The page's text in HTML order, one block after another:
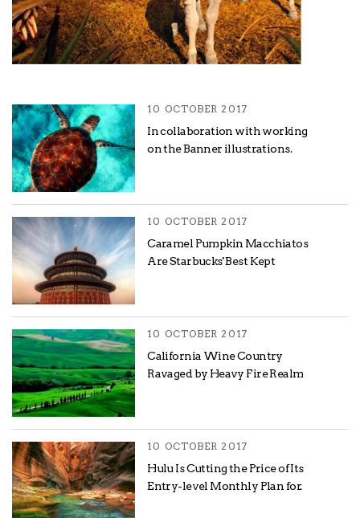
10 OCTOBER 2017
In collaboration with working
on the Banner illustrations.
10 OCTOBER 2017
Caramel Pumpkin Macchiatos
Are Starbucks' Best Kept
10 OCTOBER 2017
California Wine Country
Ravaged by Heavy Fire Realm
10 OCTOBER 2017
Hulu Is Cutting the Price of Its
Entry-level Monthly Plan for.